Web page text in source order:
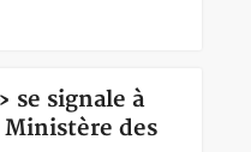
se signale à
Ministère des